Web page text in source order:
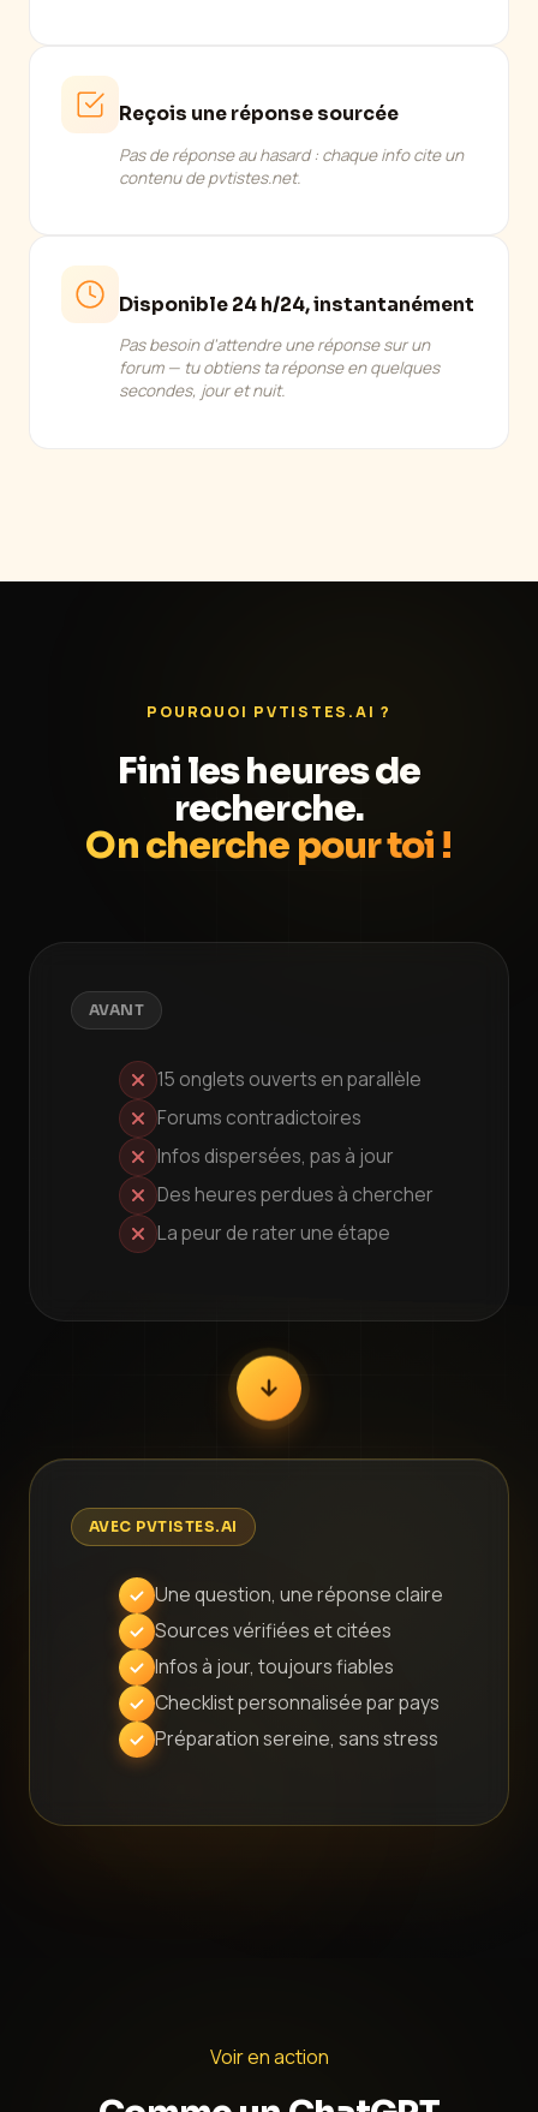
Reçois une réponse sourcée
Pas de réponse au hasard : chaque info cite un
contenu de pvtistes.net.
Disponible 24 h/24, instantanément
Pas besoin d'attendre une réponse sur un
forum — tu obtiens ta réponse en quelques
secondes, jour et nuit.
POURQUOI PVTISTES.AI ?
Fini les heures de
recherche.
On cherche pour toi !
AVANT
15 onglets ouverts en parallèle
Forums contradictoires
Infos dispersées, pas à jour
Des heures perdues à chercher
La peur de rater une étape
AVEC PVTISTES.AI
Une question, une réponse claire
Sources vérifiées et citées
Infos à jour, toujours fiables
Checklist personnalisée par pays
Préparation sereine, sans stress
Voir en action